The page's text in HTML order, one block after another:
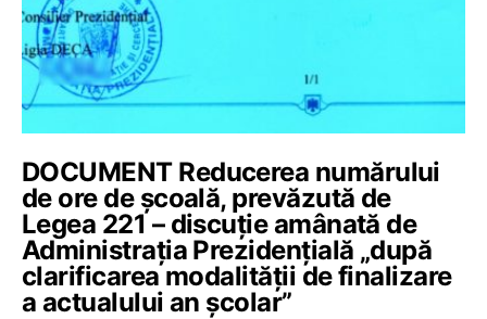
DOCUMENT Reducerea numărului
de ore de școală, prevăzută de
Legea 221 – discuție amânată de
Administrația Prezidențială „după
clarificarea modalității de finalizare
a actualului an școlar”